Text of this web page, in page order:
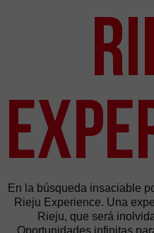
En la búsqueda insaciable
Rieju Experience. Una
Rieju, que será
Oportunidades infinitas